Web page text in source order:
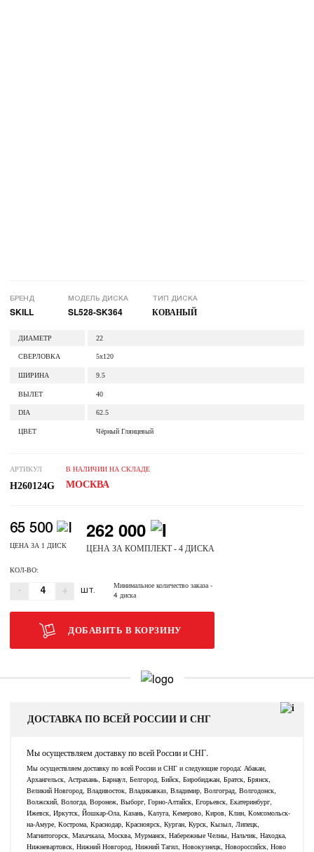
БРЕНД
SKILL
МОДЕЛЬ ДИСКА
SL528-SK364
ТИП ДИСКА
КОВАНЫЙ
ДИАМЕТР 22
СВЕРЛОВКА 5x120
ШИРИНА 9.5
ВЫЛЕТ 40
DIA 62.5
ЦВЕТ Чёрный Глянцевый
АРТИКУЛ
H260124G
В НАЛИЧИИ НА СКЛАДЕ
МОСКВА
65 500
ЦЕНА ЗА 1 ДИСК
262 000
ЦЕНА ЗА КОМПЛЕКТ - 4 ДИСКА
КОЛ-ВО:
- + ШТ.
Минимальное количество заказа-
4 диска
ДОБАВИТЬ В КОРЗИНУ
ДОСТАВКА ПО ВСЕЙ РОССИИ И СНГ
Мы осуществляем доставку по всей России и СНГ.
Мы осуществляем доставку по всей России и СНГ и следующие города: Абакан,
Архангельск, Астрахань, Барнаул, Белгород, Бийск, Биробиджан, Братск, Брянск,
Великий Новгород, Владивосток, Владикавказ, Владимир, Волгоград, Волгодонск,
Волжский, Вологда, Воронеж, Выборг, Горно-Алтайск, Егорьевск, Екатеринбург,
Ижевск, Иркутск, Йошкар-Ола, Казань, Калуга, Кемерово, Киров, Клин, Комсомольск-
на-Амуре, Кострома, Краснодар, Красноярск, Курган, Курск, Кызыл, Липецк,
Магнитогорск, Махачкала, Москва, Мурманск, Набережные Челны, Нальчик, Находка,
Нижневартовск, Нижний Новгород, Нижний Тагил, Новокузнецк, Новороссийск, Ново